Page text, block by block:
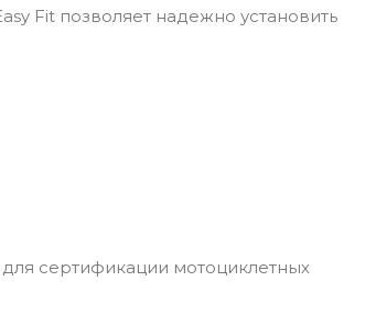
Fit позволяет надежно установить
сертификации мотоциклетных